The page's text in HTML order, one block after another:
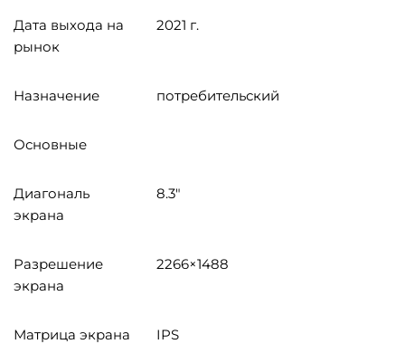
Дата выхода на
рынок
2021 г.
Назначение потребительский
Основные
Диагональ
экрана
8.3"
Разрешение
экрана
2266×1488
Матрица экрана IPS